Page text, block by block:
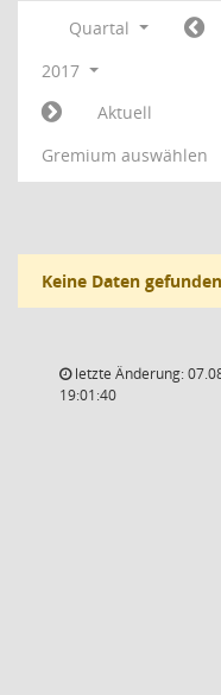
Quartal
2017
Aktuell
Gremium auswählen
Keine Daten
letzte Änderung:
19:01:40